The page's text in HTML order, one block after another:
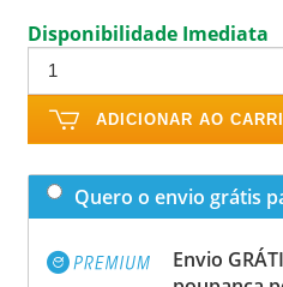
Disponibilidade Imediata
ADICIONAR AO
Quero o envio grátis
Envio